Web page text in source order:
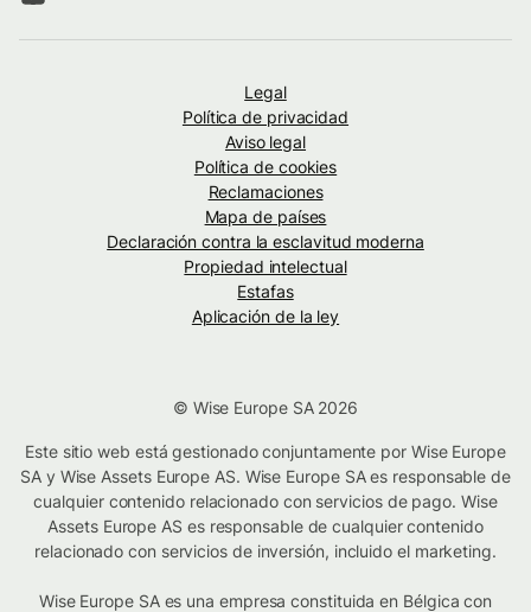
Legal
Política de privacidad
Aviso legal
Política de cookies
Reclamaciones
Mapa de países
Declaración contra la esclavitud moderna
Propiedad intelectual
Estafas
Aplicación de la ley
© Wise Europe SA 2026
Este sitio web está gestionado conjuntamente por Wise Europe
SA y Wise Assets Europe AS. Wise Europe SA es responsable de
cualquier contenido relacionado con servicios de pago. Wise
Assets Europe AS es responsable de cualquier contenido
relacionado con servicios de inversión, incluido el marketing.
Wise Europe SA es una empresa constituida en Bélgica con